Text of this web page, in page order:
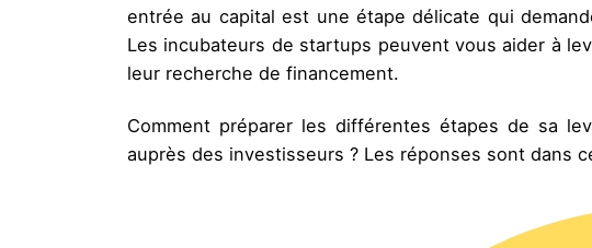
entrée au capital est une étape délicate qui
Les incubateurs de startups peuvent vous aider à
leur recherche de financement.
Comment préparer les différentes étapes de sa
auprès des investisseurs ? Les réponses sont dans